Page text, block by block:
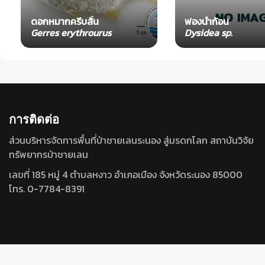
ดอกหมากครีบสั้น
Gerres erythrourus
ฟองน้ำก้อน
Dysidea sp.
การติดต่อ
ส่วนบริหารจัดการพื้นที่ป่าชายเลนระนอง สู่มรดกโลก สถาบันวิจัย
ทรัพยากรป่าชายเลน
เลขที่ 185 หมู่ 4 ตำบลหงาว อำเภอเมือง จังหวัดระนอง 85000
โทร. 0-7784-8391